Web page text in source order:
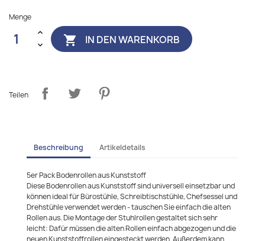
Menge
 IN DEN WARENKORB
Teilen
Beschreibung Artikeldetails
5er Pack Bodenrollen aus Kunststoff
Diese Bodenrollen aus Kunststoff sind universell einsetzbar und
können ideal für Bürostühle, Schreibtischstühle, Chefsessel und
Drehstühle verwendet werden - tauschen Sie einfach die alten
Rollen aus. Die Montage der Stuhlrollen gestaltet sich sehr
leicht: Dafür müssen die alten Rollen einfach abgezogen und die
neuen Kunststoffrollen eingesteckt werden. Außerdem kann